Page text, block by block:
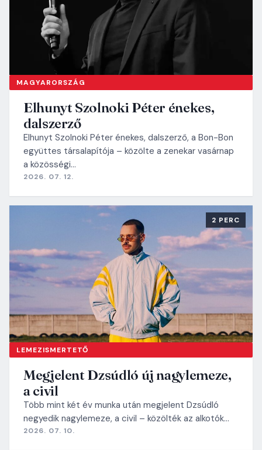
MAGYARORSZÁG
Elhunyt Szolnoki Péter énekes,
dalszerző
Elhunyt Szolnoki Péter énekes, dalszerző, a Bon-Bon
együttes társalapítója – közölte a zenekar vasárnap
a közösségi…
2026. 07. 12.
LEMEZISMERTETŐ
2 PERC
Megjelent Dzsúdló új nagylemeze,
a civil
Több mint két év munka után megjelent Dzsúdló
negyedik nagylemeze, a civil – közölték az alkotók…
2026. 07. 10.